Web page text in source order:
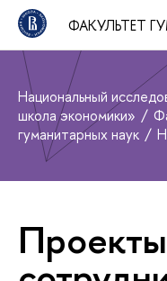
ФАКУЛЬТЕТ
Национальный
школа экономики»
гуманитарных наук
Проекты